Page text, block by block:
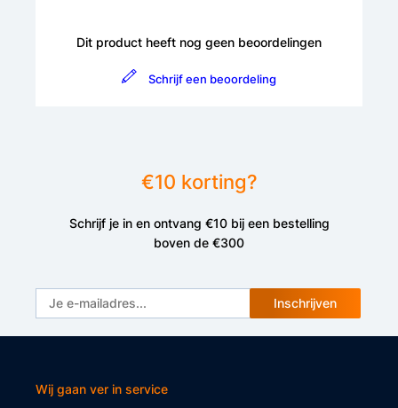
Dit product heeft nog geen beoordelingen
Schrijf een beoordeling
€10 korting?
Schrijf je in en ontvang €10 bij een bestelling
boven de €300
Inschrijven
Wij gaan ver in service